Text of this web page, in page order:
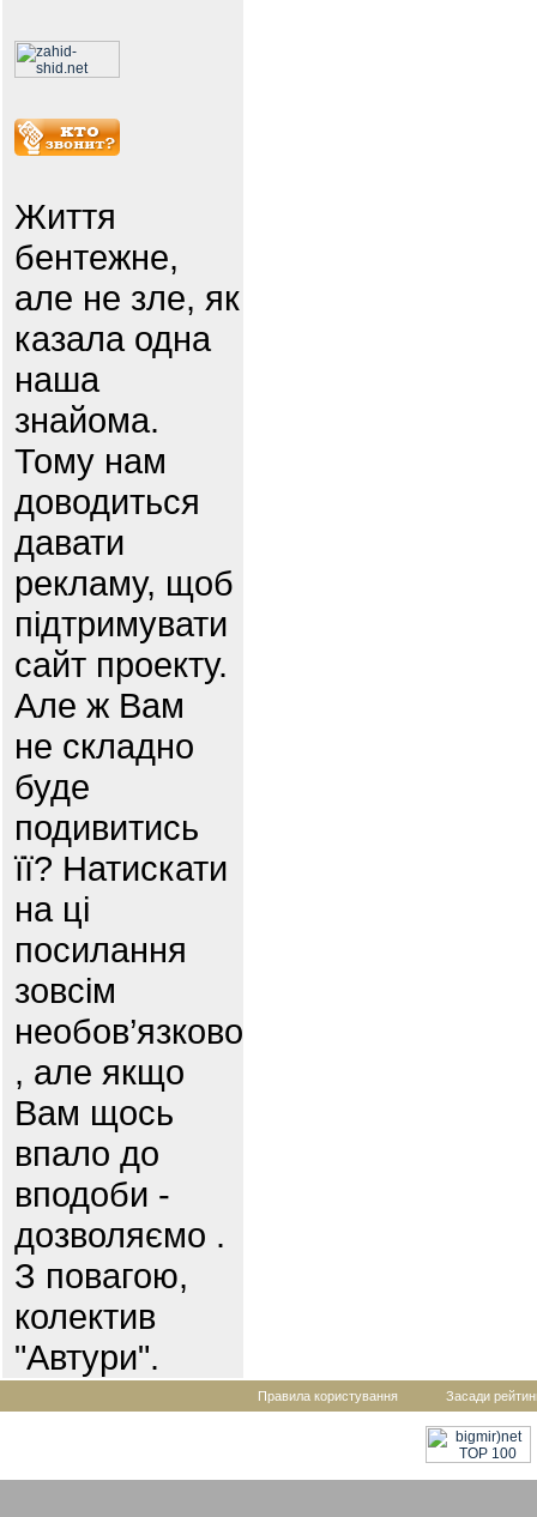
Життя
бентежне,
але не зле, як
казала одна
наша
знайома.
Тому нам
доводиться
давати
рекламу, щоб
підтримувати
сайт проекту.
Але ж Вам
не складно
буде
подивитись
її? Натискати
на ці
посилання
зовсім
необов’язково
, але якщо
Вам щось
впало до
вподоби -
дозволяємо .
З повагою,
колектив
"Автури".
Правила користування Засади